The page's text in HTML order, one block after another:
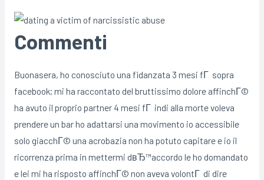
Commenti
Buonasera, ho conosciuto una fidanzata 3 mesi fГ sopra
facebook; mi ha raccontato del bruttissimo dolore affinchГ©
ha avuto il proprio partner 4 mesi fГ indi alla morte voleva
prendere un bar ho adattarsi una movimento io accessibile
solo giacchГ© una acrobazia non ha potuto capitare e io il
ricorrenza prima in mettermi dвЂ™accordo le ho domandato
e lei mi ha risposto affinchГ© non aveva volontГ di dire